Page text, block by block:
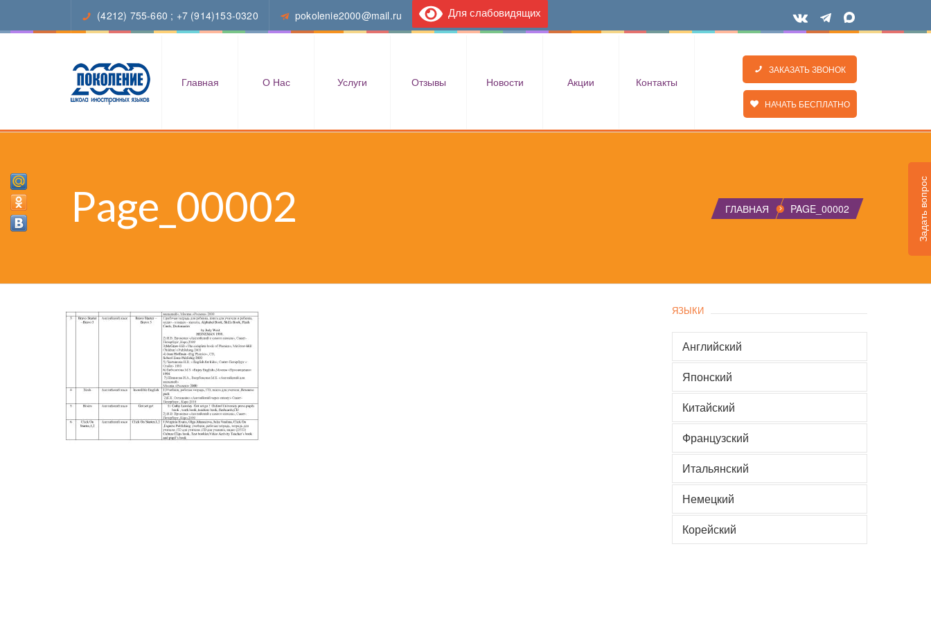
(4212) 755-660 ; +7 (914)153-0320 pokolenie2000@mail.ru Для слабовидящих
Главная О Нас Услуги Отзывы Новости Акции Контакты
ЗАКАЗАТЬ ЗВОНОК
НАЧАТЬ БЕСПЛАТНО
Page_00002 ГЛАВНАЯ PAGE_00002
ЯЗЫКИ
Английский
Японский
Китайский
Французский
Итальянский
Немецкий
Корейский
Задать вопрос